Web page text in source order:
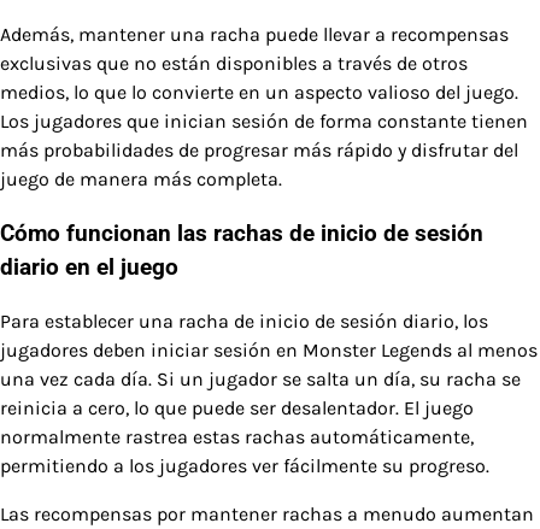
Además, mantener una racha puede llevar a recompensas
exclusivas que no están disponibles a través de otros
medios, lo que lo convierte en un aspecto valioso del juego.
Los jugadores que inician sesión de forma constante tienen
más probabilidades de progresar más rápido y disfrutar del
juego de manera más completa.
Cómo funcionan las rachas de inicio de sesión
diario en el juego
Para establecer una racha de inicio de sesión diario, los
jugadores deben iniciar sesión en Monster Legends al menos
una vez cada día. Si un jugador se salta un día, su racha se
reinicia a cero, lo que puede ser desalentador. El juego
normalmente rastrea estas rachas automáticamente,
permitiendo a los jugadores ver fácilmente su progreso.
Las recompensas por mantener rachas a menudo aumentan